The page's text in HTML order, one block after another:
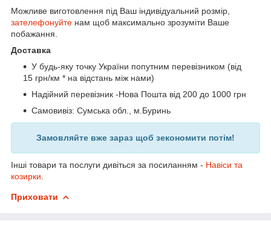
Можливе виготовлення під Ваш індивідуальний розмір,
зателефонуйте нам щоб максимально зрозуміти Ваше
побажання.
Доставка
У будь-яку точку України попутним перевізником (від
15 грн/км * на відстань між нами)
Надійний перевізник -Нова Пошта від 200 до 1000 грн
Самовивіз: Сумська обл., м.Буринь
Замовляйте вже зараз щоб зекономити потім!
Інші товари та послуги дивіться за посиланням - Навіси та
козирки
Приховати